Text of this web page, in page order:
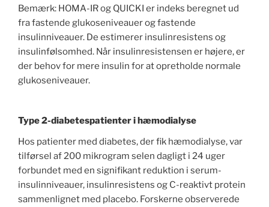
Bemærk: HOMA-IR og QUICKI er indeks beregnet ud
fra fastende glukoseniveauer og fastende
insulinniveauer. De estimerer insulinresistens og
insulinfølsomhed. Når insulinresistensen er højere, er
der behov for mere insulin for at opretholde normale
glukoseniveauer.
Type 2-diabetespatienter i hæmodialyse
Hos patienter med diabetes, der fik hæmodialyse, var
tilførsel af 200 mikrogram selen dagligt i 24 uger
forbundet med en signifikant reduktion i serum-
insulinniveauer, insulinresistens og C-reaktivt protein
sammenlignet med placebo. Forskerne observerede